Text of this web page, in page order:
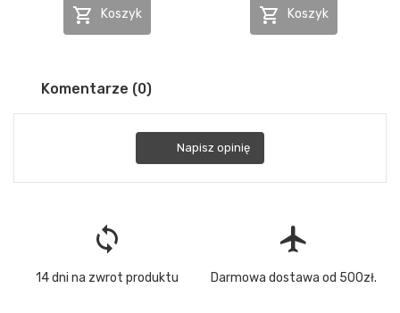
 Koszyk  Koszyk
Komentarze (0)
Napisz opinię
loop
14 dni na zwrot produktu
flight
Darmowa dostawa od 500zł.